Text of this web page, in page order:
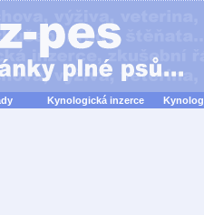
Kynologická inzerce